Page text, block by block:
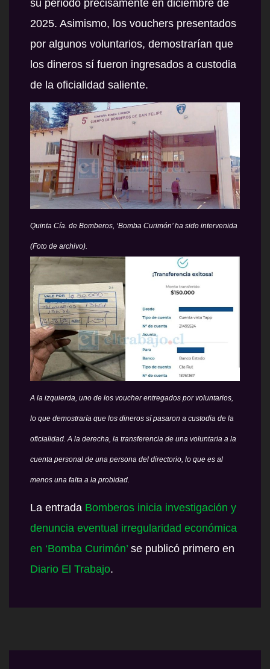
su periodo precisamente en diciembre de
2025. Asimismo, los vouchers presentados
por algunos voluntarios, demostrarían que
los dineros sí fueron ingresados a custodia
de la oficialidad saliente.
Quinta Cía. de Bomberos, ‘Bomba Curimón’ ha sido intervenida
(Foto de archivo).
A la izquierda, uno de los voucher entregados por voluntarios,
lo que demostraría que los dineros sí pasaron a custodia de la
oficialidad. A la derecha, la transferencia de una voluntaria a la
cuenta personal de una persona del directorio, lo que es al
menos una falta a la probidad.
La entrada Bomberos inicia investigación y
denuncia eventual irregularidad económica
en ‘Bomba Curimón’ se publicó primero en
Diario El Trabajo.